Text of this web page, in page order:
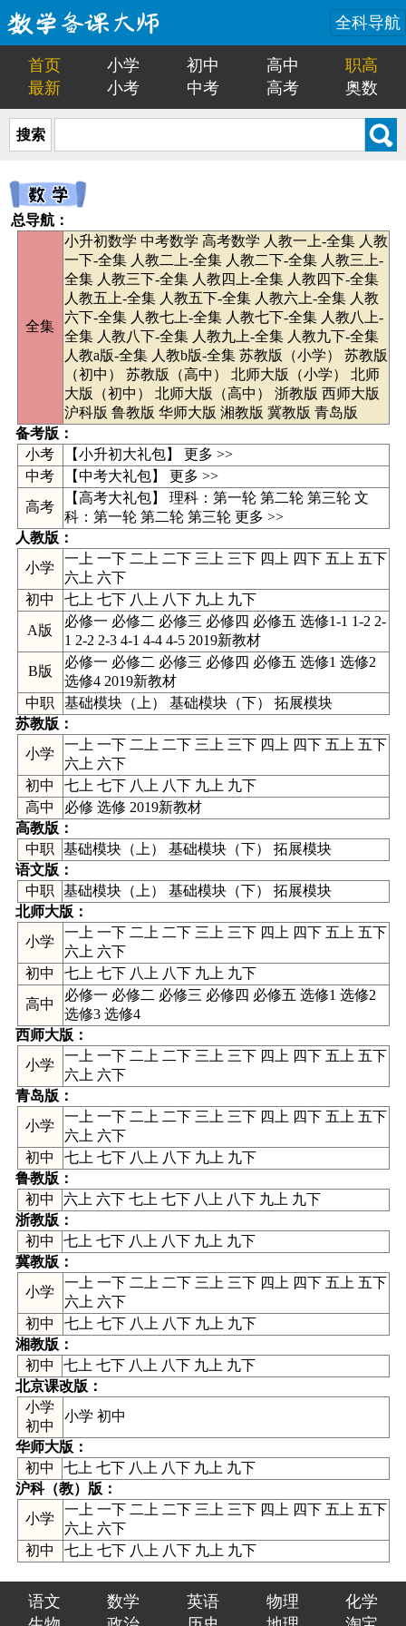
全科导航
首页 小学 初中 高中
职高
最新
小考 中考 高考 奥数
搜索
总导航：
全集
小升初数学 中考数学 高考数学 人教一上-全集 人教
一下-全集 人教二上-全集 人教二下-全集 人教三上-
全集 人教三下-全集 人教四上-全集 人教四下-全集
人教五上-全集 人教五下-全集 人教六上-全集 人教
六下-全集 人教七上-全集 人教七下-全集 人教八上-
全集 人教八下-全集 人教九上-全集 人教九下-全集
人教a版-全集 人教b版-全集 苏教版（小学）
苏教版
（初中）
苏教版（高中） 北师大版（小学）
北师
大版（初中）
北师大版（高中） 浙教版 西师大版
沪科版 鲁教版 华师大版 湘教版 冀教版 青岛版
备考版：
小考
【小升初大礼包】 更多 >>
中考
【中考大礼包】 更多 >>
高考
【高考大礼包】 理科： 第一轮 第二轮 第三轮文
科： 第一轮 第二轮 第三轮 更多 >>
人教版 ：
小学
一上 一下 二上 二下 三上 三下 四上 四下 五上 五下
六上 六下
初中
七上 七下 八上 八下 九上 九下
A版
必修一 必修二 必修三 必修四 必修五 选修1-1 1-2 2-
1 2-2 2-3 4-1 4-4 4-5 2019新教材
B版
必修一 必修二 必修三 必修四 必修五 选修1 选修2
选修4 2019新教材
中职
基础模块（上） 基础模块（下） 拓展模块
苏教版 ：
小学
一上 一下 二上 二下 三上 三下 四上 四下 五上 五下
六上 六下
初中
七上 七下 八上 八下 九上 九下
高中
必修 选修 2019新教材
高教版 ：
中职
基础模块（上） 基础模块（下） 拓展模块
语文版 ：
中职
基础模块（上） 基础模块（下） 拓展模块
北师大版 ：
小学
一上 一下 二上 二下 三上 三下 四上 四下 五上 五下
六上 六下
初中
七上 七下 八上 八下 九上 九下
高中
必修一 必修二 必修三 必修四 必修五 选修1 选修2
选修3 选修4
西师大版 ：
小学
一上 一下 二上 二下 三上 三下 四上 四下 五上 五下
六上 六下
青岛版 ：
小学
一上 一下 二上 二下 三上 三下 四上 四下 五上 五下
六上 六下
初中
七上 七下 八上 八下 九上 九下
鲁教版 ：
初中
六上 六下 七上 七下 八上 八下 九上 九下
浙教版 ：
初中
七上 七下 八上 八下 九上 九下
冀教版 ：
小学
一上 一下 二上 二下 三上 三下 四上 四下 五上 五下
六上 六下
初中
七上 七下 八上 八下 九上 九下
湘教版 ：
初中
七上 七下 八上 八下 九上 九下
北京课改版 ：
小学
初中
小学 初中
华师大版 ：
初中
七上 七下 八上 八下 九上 九下
沪科（教）版 ：
小学
一上 一下 二上 二下 三上 三下 四上 四下 五上 五下
六上 六下
初中
七上 七下 八上 八下 九上 九下
语文 数学 英语 物理
化学